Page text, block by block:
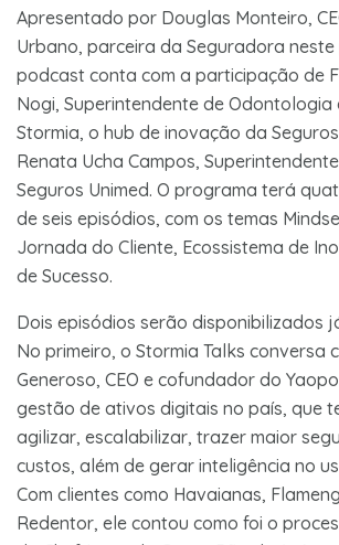
Apresentado por Douglas Monteiro,
Urbano, parceira da Seguradora
podcast conta com a participação de
Nogi, Superintendente de Odontologia
Stormia, o hub de inovação da
Renata Ucha Campos,
Seguros Unimed. O programa terá
de seis episódios, com os temas
Jornada do Cliente, Ecossistema de
de Sucesso.
Dois episódios serão disponibilizados
No primeiro, o Stormia Talks conversa
Generoso, CEO e cofundador do
gestão de ativos digitais no país, que
agilizar, escalabilizar, trazer maior
custos, além de gerar inteligência no
Com clientes como Havaianas,
Redentor, ele contou como foi o